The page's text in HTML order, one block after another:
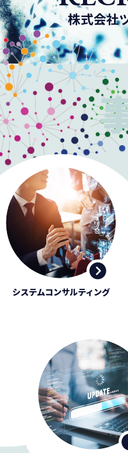
株式会社
システムコンサルティング